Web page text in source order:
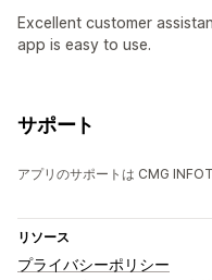
Excellent customer
app is easy to use.
サポート
アプリのサポートは CMG
リソース
プライバシーポリシー